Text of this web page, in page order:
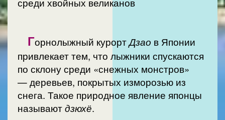
среди хвойных великанов
Горнолыжный курортДзао в Японии
привлекает тем, что лыжники спускаются
по склону среди «снежных монстров»
— деревьев, покрытых изморозью из
снега. Такое природное явление японцы
называютдзюхё.